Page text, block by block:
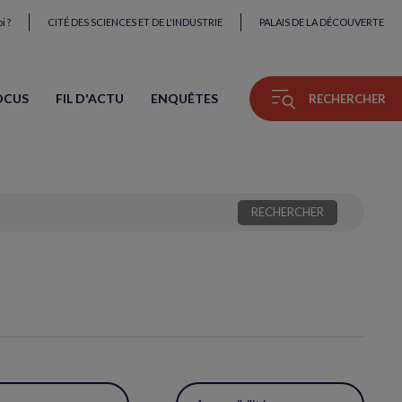
? CITÉ DES SCIENCES ET DE L'INDUSTRIE PALAIS DE LA DÉCOUVERTE
FIL D'ACTU ENQUÊTES RECHERCHER